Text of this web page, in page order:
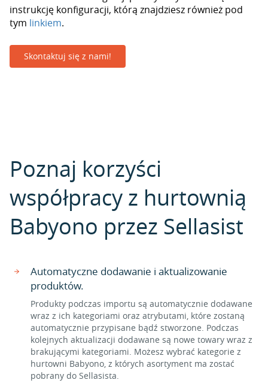
instrukcję konfiguracji, którą znajdziesz również pod
tym linkiem.
Skontaktuj się z nami!
Poznaj korzyści
współpracy z hurtownią
Babyono przez Sellasist
Automatyczne dodawanie i aktualizowanie
produktów.
Produkty podczas importu są automatycznie dodawane
wraz z ich kategoriami oraz atrybutami, które zostaną
automatycznie przypisane bądź stworzone. Podczas
kolejnych aktualizacji dodawane są nowe towary wraz z
brakującymi kategoriami. Możesz wybrać kategorie z
hurtowni Babyono, z których asortyment ma zostać
pobrany do Sellasista.